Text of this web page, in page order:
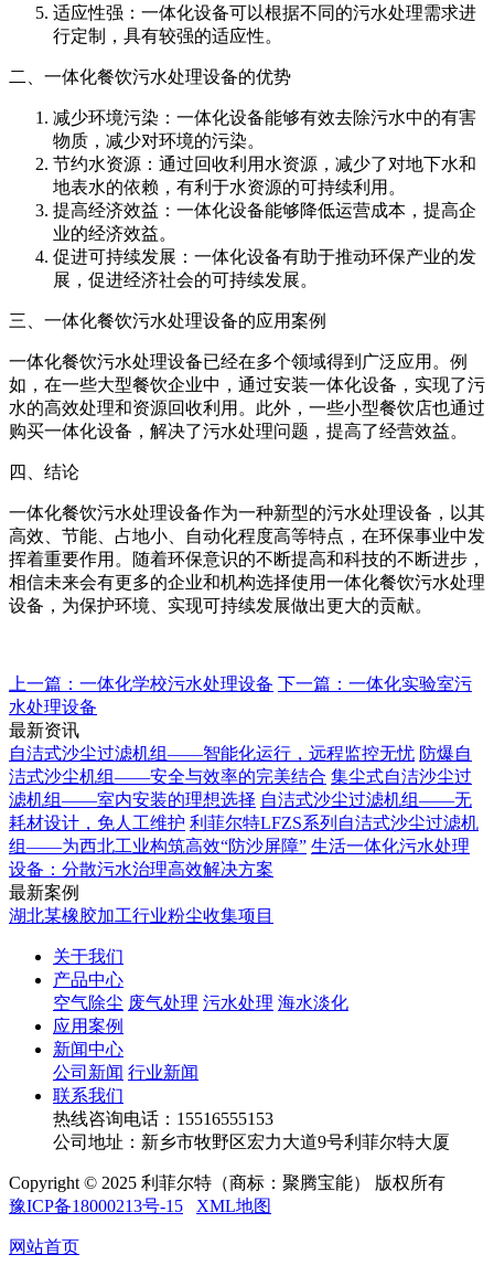
适应性强：一体化设备可以根据不同的污水处理需求进
行定制，具有较强的适应性。
二、一体化餐饮污水处理设备的优势
减少环境污染：一体化设备能够有效去除污水中的有害
物质，减少对环境的污染。
节约水资源：通过回收利用水资源，减少了对地下水和
地表水的依赖，有利于水资源的可持续利用。
提高经济效益：一体化设备能够降低运营成本，提高企
业的经济效益。
促进可持续发展：一体化设备有助于推动环保产业的发
展，促进经济社会的可持续发展。
三、一体化餐饮污水处理设备的应用案例
一体化餐饮污水处理设备已经在多个领域得到广泛应用。例
如，在一些大型餐饮企业中，通过安装一体化设备，实现了污
水的高效处理和资源回收利用。此外，一些小型餐饮店也通过
购买一体化设备，解决了污水处理问题，提高了经营效益。
四、结论
一体化餐饮污水处理设备作为一种新型的污水处理设备，以其
高效、节能、占地小、自动化程度高等特点，在环保事业中发
挥着重要作用。随着环保意识的不断提高和科技的不断进步，
相信未来会有更多的企业和机构选择使用一体化餐饮污水处理
设备，为保护环境、实现可持续发展做出更大的贡献。
上一篇：一体化学校污水处理设备 下一篇：一体化实验室污
水处理设备
最新资讯
自洁式沙尘过滤机组——智能化运行，远程监控无忧 防爆自
洁式沙尘机组——安全与效率的完美结合 集尘式自洁沙尘过
滤机组——室内安装的理想选择 自洁式沙尘过滤机组——无
耗材设计，免人工维护 利菲尔特LFZS系列自洁式沙尘过滤机
组——为西北工业构筑高效“防沙屏障” 生活一体化污水处理
设备：分散污水治理高效解决方案
最新案例
湖北某橡胶加工行业粉尘收集项目
关于我们
产品中心
空气除尘 废气处理 污水处理 海水淡化
应用案例
新闻中心
公司新闻 行业新闻
联系我们
热线咨询电话： 15516555153
公司地址：新乡市牧野区宏力大道9号利菲尔特大厦
Copyright © 2025 利菲尔特（商标：聚腾宝能） 版权所有
豫ICP备18000213号-15
XML地图
网站首页